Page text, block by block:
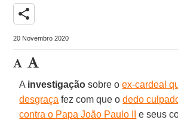
share
20 Novembro 2020
A investigação sobre oex-cardeal
desgraça fez com que odedo
contra o Papa João Paulo II
e seus